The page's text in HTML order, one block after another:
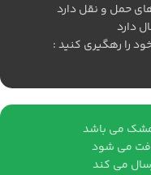
حمل و نقل دارد
دارد
را رهگیری کنید :
می باشد
می شود
می کند